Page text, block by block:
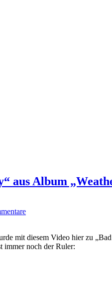
aus Album
mit diesem Video hier zu
immer noch der Ruler: